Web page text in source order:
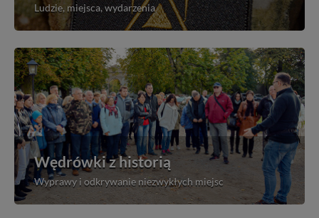
Ludzie, miejsca, wydarzenia
Wędrówki z historią
Wyprawy i odkrywanie niezwykłych miejsc